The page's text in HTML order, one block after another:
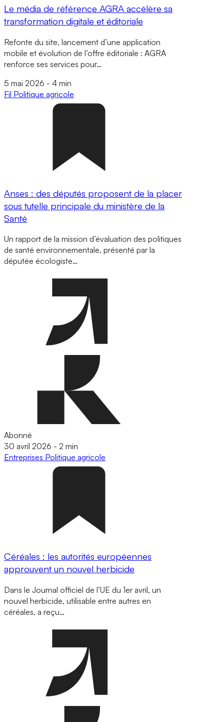
Le média de référence AGRA accélère sa
transformation digitale et éditoriale
Refonte du site, lancement d’une application
mobile et évolution de l’offre éditoriale : AGRA
renforce ses services pour…
5 mai 2026 - 4 min
Fil Politique agricole
Anses : des députés proposent de la placer
sous tutelle principale du ministère de la
Santé
Un rapport de la mission d’évaluation des politiques
de santé environnementale, présenté par la
députée écologiste…
Abonné
30 avril 2026 - 2 min
Entreprises Politique agricole
Céréales : les autorités européennes
approuvent un nouvel herbicide
Dans le Journal officiel de l’UE du 1er avril, un
nouvel herbicide, utilisable entre autres en
céréales, a reçu…